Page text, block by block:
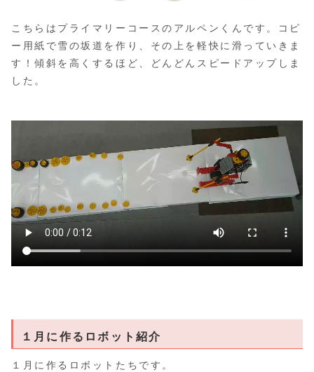
こちらはプライマリーコースのアルペンくんです。コピ
ー用紙で雪の坂道を作り、その上を軽快に滑っていきま
す！傾斜を高くするほど、どんどんスピードアップしま
した。
１月に作るロボット紹介
１月に作るロボットたちです。